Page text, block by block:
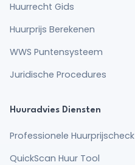
Huurrecht Gids
Huurprijs Berekenen
WWS Puntensysteem
Juridische Procedures
Huuradvies Diensten
Professionele Huurprijscheck
QuickScan Huur Tool